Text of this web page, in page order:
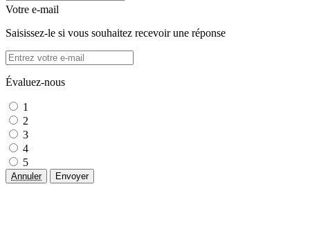
Votre e-mail
Saisissez-le si vous souhaitez recevoir une réponse
Évaluez-nous
1
2
3
4
5
Annuler Envoyer